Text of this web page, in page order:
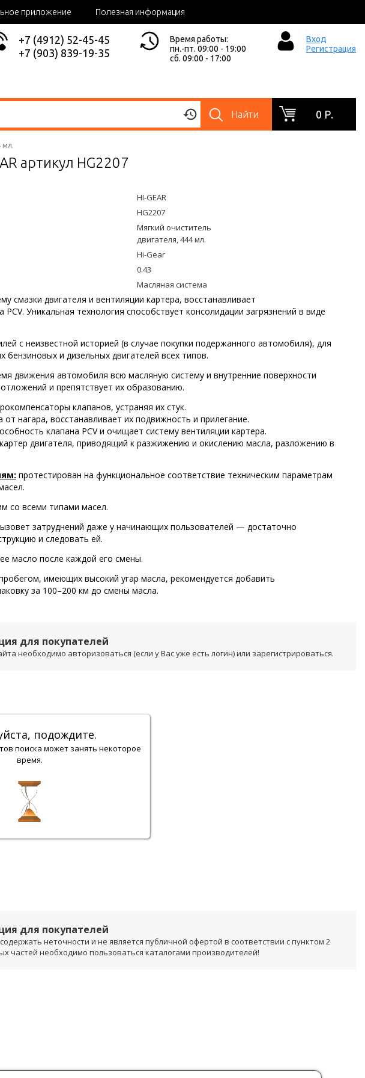
приложение Полезная информация
+7 (4912) 52-45-45
+7 (903) 839-19-35
Время работы:
пн.-пт. 09:00 - 19:00
сб. 09:00 - 17:00
Вход
Регистрация
Найти 0 Р.
мл.
артикул HG2207
HI-GEAR
HG2207
Мягкий очиститель
двигателя, 444 мл.
Hi-Gear
0.43
Масляная система
смазки двигателя и вентиляции картера, восстанавливает
Уникальная технология способствует консолидации загрязнений в виде
с неизвестной историей (в случае покупки подержанного автомобиля), для
бензиновых и дизельных двигателей всех типов.
движения автомобиля всю масляную систему и внутренние поверхности
и препятствует их образованию.
клапанов, устраняя их стук.
нагара, восстанавливает их подвижность и прилегание.
клапана PCV и очищает систему вентиляции картера.
двигателя, приводящий к разжижению и окислению масла, разложению в
протестирован на функциональное соответствие техническим параметрам
со всеми типами масел.
затруднений даже у начинающих пользователей — достаточно
и следовать ей.
масло после каждой его смены.
имеющих высокий угар масла, рекомендуется добавить
за 100–200 км до смены масла.
для покупателей
необходимо авторизоваться (если у Вас уже есть логин) или зарегистрироваться.
подождите.
поиска может занять некоторое
время.
для покупателей
неточности и не является публичной офертой в соответствии с пунктом 2
частей необходимо пользоваться каталогами производителей!